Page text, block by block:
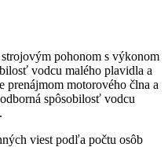
pohonom s výkonom
vodcu malého plavidla a
prenájmom motorového člna a
spôsobilosť vodcu
viest podľa počtu osôb